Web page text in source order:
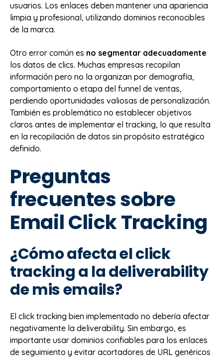
usuarios. Los enlaces deben mantener una apariencia
limpia y profesional, utilizando dominios reconocibles
de la marca.
Otro error común es no segmentar adecuadamente
los datos de clics. Muchas empresas recopilan
información pero no la organizan por demografía,
comportamiento o etapa del funnel de ventas,
perdiendo oportunidades valiosas de personalización.
También es problemático no establecer objetivos
claros antes de implementar el tracking, lo que resulta
en la recopilación de datos sin propósito estratégico
definido.
Preguntas
frecuentes sobre
Email Click Tracking
¿Cómo afecta el click
tracking a la deliverability
de mis emails?
El click tracking bien implementado no debería afectar
negativamente la deliverability. Sin embargo, es
importante usar dominios confiables para los enlaces
de seguimiento y evitar acortadores de URL genéricos